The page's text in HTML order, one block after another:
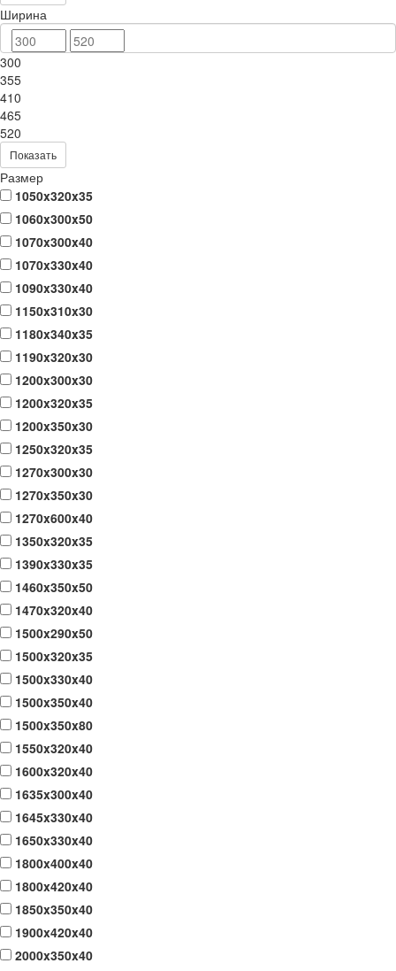
Ширина
300
355
410
465
520
Показать
Размер
1050x320x35
1060x300x50
1070x300x40
1070x330x40
1090x330x40
1150x310x30
1180x340x35
1190x320x30
1200x300x30
1200x320x35
1200x350x30
1250x320x35
1270x300x30
1270x350x30
1270x600x40
1350x320x35
1390x330x35
1460x350x50
1470x320x40
1500x290x50
1500x320x35
1500x330x40
1500x350x40
1500x350x80
1550x320x40
1600x320x40
1635x300x40
1645x330x40
1650x330x40
1800x400x40
1800x420x40
1850x350x40
1900x420x40
2000x350x40